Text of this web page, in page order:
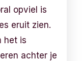
opviel is
eruit zien.
het is
achter je